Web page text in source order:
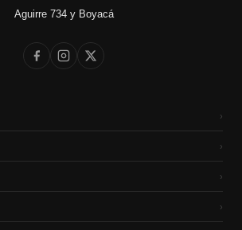
Aguirre 734 y Boyacá
›
›
›
›